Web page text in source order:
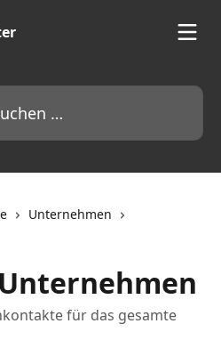
Unternehmen
für das gesamte